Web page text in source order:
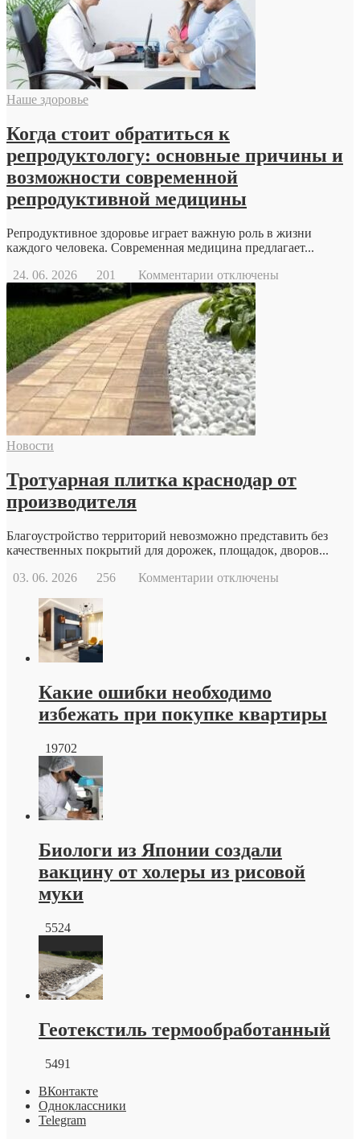
Наше здоровье
Когда стоит обратиться к
репродуктологу: основные причины и
возможности современной
репродуктивной медицины
Репродуктивное здоровье играет важную роль в жизни
каждого человека. Современная медицина предлагает...
24. 06. 2026
201 Комментарии к
записи
Когда
стоит
обратиться
к
репродуктологу:
основные
причины
и
возможности
современной
отключены
Новости
Тротуарная плитка краснодар от
производителя
Благоустройство территорий невозможно представить без
качественных покрытий для дорожек, площадок, дворов...
03. 06. 2026
256 Комментарии котключены
Какие ошибки необходимо
избежать при покупке квартиры
19702
Биологи из Японии создали
вакцину от холеры из рисовой
муки
5524
Геотекстиль термообработанный
5491
ВКонтакте
Одноклассники
Telegram